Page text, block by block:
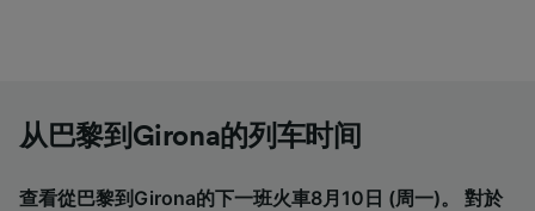
从巴黎到Girona的列车时间
查看從巴黎到Girona的下一班火車8月10日 (周一)。 對於